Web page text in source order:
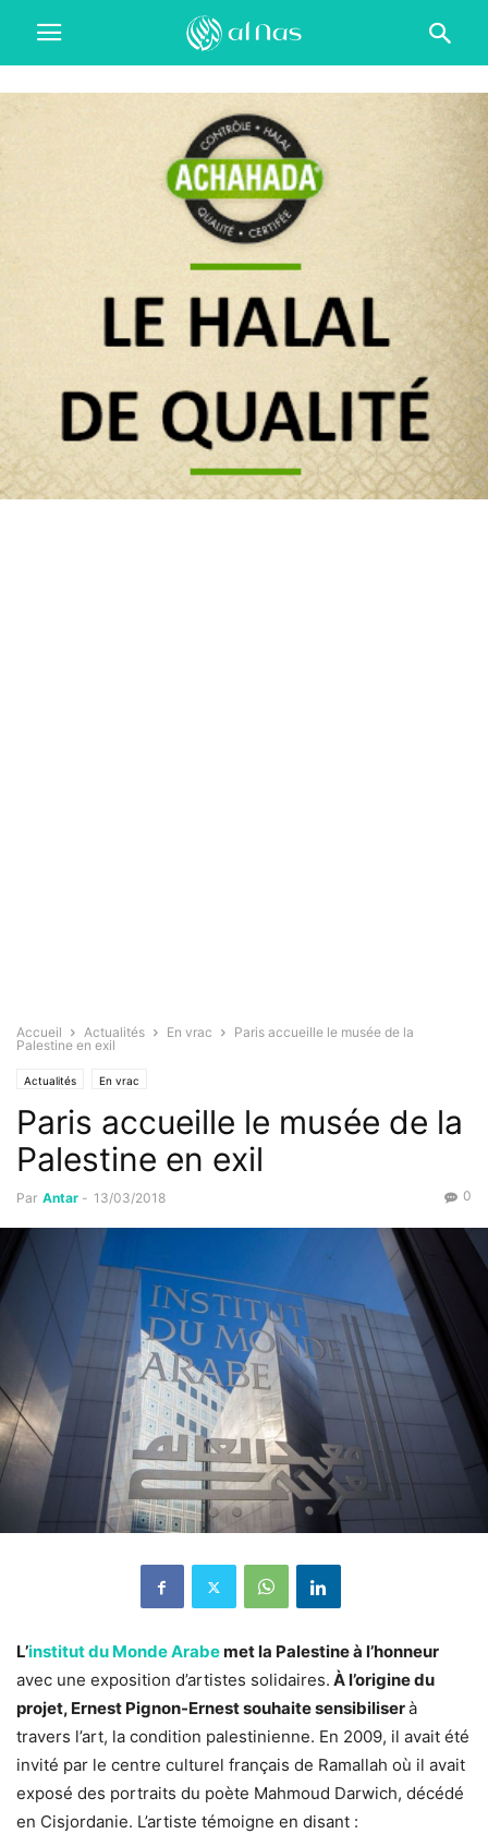
Accueil Actualités En vrac
Paris accueille le musée de la
Palestine en exil
Actualités En vrac
Paris accueille le musée de la
Palestine en exil
Par Antar - 13/03/2018 0
L’institut du Monde Arabemet la Palestine à l’honneur
avec une exposition d’artistes solidaires. À l’origine du
projet, Ernest Pignon-Ernest souhaite sensibiliserà
travers l’art, la condition palestinienne. En 2009, il avait été
invité par le centre culturel français de Ramallah où il avait
exposé des portraits du poète Mahmoud Darwich, décédé
en Cisjordanie. L’artiste témoigne en disant :